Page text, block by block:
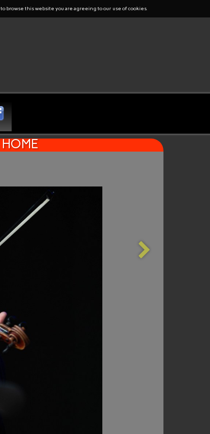
browse this website you are agreeing to our use of cookies.